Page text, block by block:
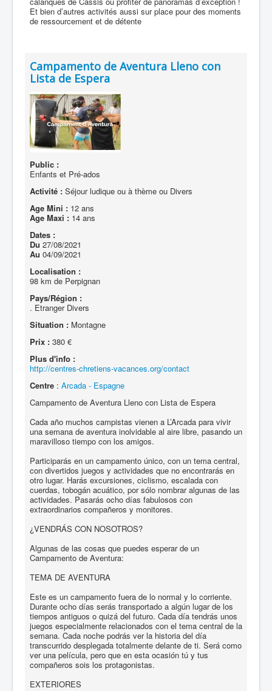
Et bien d’autres activités aussi sur place pour des moments
de ressourcement et de détente
Campamento de Aventura Lleno con
Lista de Espera
Public :
Enfants et Pré-ados
Activité : Séjour ludique ou à thème ou Divers
Age Mini : 12 ans
Age Maxi : 14 ans
Dates :
Du 27/08/2021
Au 04/09/2021
Localisation :
98 km de Perpignan
Pays/Région :
. Etranger Divers
Situation : Montagne
Prix : 380 €
Plus d'info :
http://centres-chretiens-vacances.org/contact
Centre : Arcada - Espagne
Campamento de Aventura Lleno con Lista de Espera
Cada año muchos campistas vienen a L’Arcada para vivir
una semana de aventura inolvidable al aire libre, pasando un
maravilloso tiempo con los amigos.
Participarás en un campamento único, con un tema central,
con divertidos juegos y actividades que no encontrarás en
otro lugar. Harás excursiones, ciclismo, escalada con
cuerdas, tobogán acuático, por sólo nombrar algunas de las
actividades. Pasarás ocho días fabulosos con
extraordinarios compañeros y monitores.
¿VENDRÁS CON NOSOTROS?
Algunas de las cosas que puedes esperar de un
Campamento de Aventura:
TEMA DE AVENTURA
Este es un campamento fuera de lo normal y lo corriente.
Durante ocho días serás transportado a algún lugar de los
tiempos antiguos o quizá del futuro. Cada día tendrás unos
juegos especialmente relacionados con el tema central de la
semana. Cada noche podrás ver la historia del día
transcurrido desplegada totalmente delante de ti. Será como
ver una película, pero que en esta ocasión tú y tus
compañeros sois los protagonistas.
EXTERIORES